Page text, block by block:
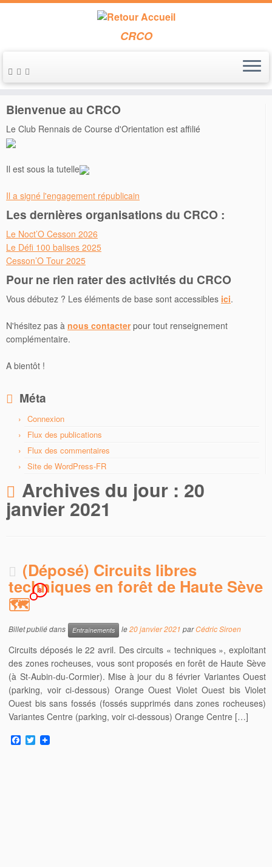
Passer
au
CRCO
Accueil » 2021 » janvier » 20
Bienvenue au CRCO
Le Club Rennais de Course d'Orientation est affilié
Il est sous la tutelle
Il a signé l'engagement républicain
Les dernières organisations du CRCO :
Le Noct’O Cesson 2026
Le Défi 100 balises 2025
Cesson’O Tour 2025
Pour ne rien rater des activités du CRCO
Vous débutez ? Les éléments de base sont accessibles ici.
N'hésitez pas à nous contacterpour tout renseignement
complémentaire.
A bientôt !
Méta
Connexion
Flux des publications
Flux des commentaires
Site de WordPress-FR
Archives du jour : 20
janvier 2021
(Déposé) Circuits libres
techniques en forêt de Haute Sève
🗺
8
Billet publié dans Entraînements le20 janvier 2021 parCédric Siroen
Circuits déposés le 22 avril. Des circuits « techniques », exploitant
des zones rocheuses, vous sont proposés en forêt de Haute Sève
(à St-Aubin-du-Cormier). Mise à jour du 8 février Variantes Ouest
(parking, voir ci-dessous) Orange Ouest Violet Ouest bis Violet
Ouest bis sans fossés (fossés supprimés dans zones rocheuses)
Variantes Centre (parking, voir ci-dessous) Orange Centre […]
F
a
T
w